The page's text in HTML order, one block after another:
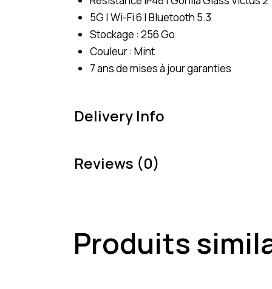
5G | Wi-Fi 6 | Bluetooth 5.3
Stockage : 256 Go
Couleur : Mint
7 ans de mises à jour garanties
Delivery Info
Reviews (0)
Produits